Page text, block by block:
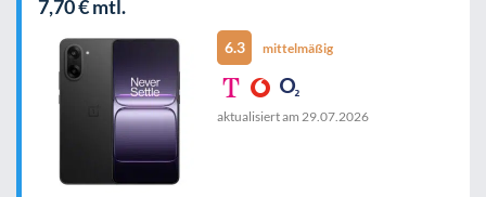
7,70 € mtl.
6.3 mittelmäßig
aktualisiert am 29.07.2026